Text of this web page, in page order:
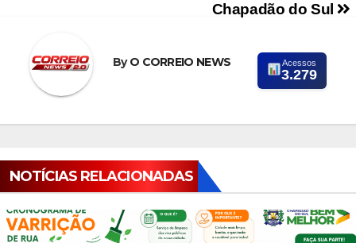
Chapadão do Sul
ByO CORREIO NEWS Acessos
3.279
NOTÍCIAS RELACIONADAS